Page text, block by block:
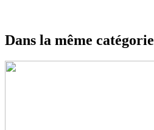
Dans la même catégorie